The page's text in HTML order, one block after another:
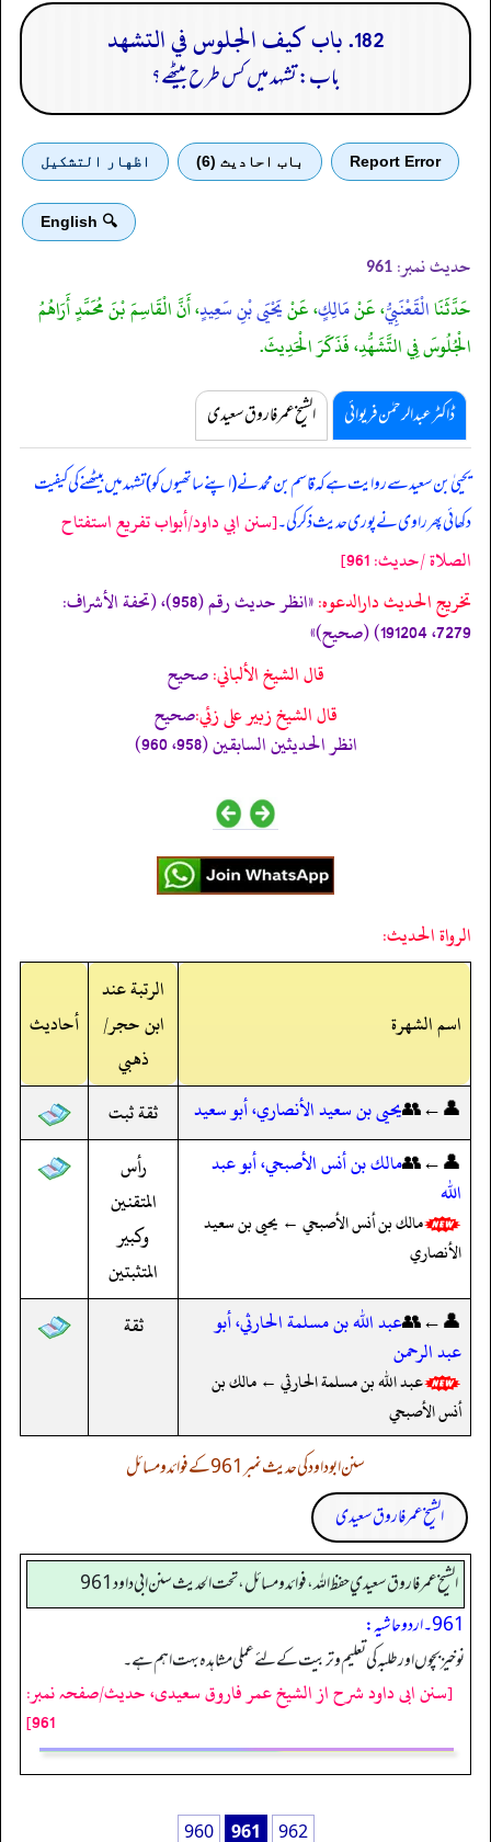
182. باب كيف الجلوس في التشهد
باب: تشہد میں کس طرح بیٹھے؟
Report Error باب احادیث (6) اظهار التشكيل
🔍 English
حدیث نمبر: 961
حَدَّثَنَاالْقَعْنَبِيُّ، عَنْمَالِكٍ، عَنْيَحْيَى بْنِ سَعِيدٍ، أَنَّ الْقَاسِمَ بْنَ مُحَمَّدٍ أَرَاهُمُ
الْجُلُوسَ فِي التَّشَهُّدِ، فَذَكَرَ الْحَدِيثَ.
ڈاکٹر عبدالرحمٰن فریوائی الشیخ عمر فاروق سعیدی
یحییٰ بن سعید سے روایت ہے کہقاسم بن محمد نے (اپنے ساتھیوں کو) تشہد میں بیٹھنے کی کیفیت
دکھائی پھر راوی نے پوری حدیث ذکر کی۔[سنن ابي داود/أبواب تفريع استفتاح
الصلاة /حدیث: 961]
تخریج الحدیث دارالدعوہ:
«‏‏‏‏انظر حدیث رقم (958)، (تحفة الأشراف:
7279، 191204) (صحیح)»
قال الشيخ الألباني:صحيح
قال الشيخ زبير على زئي:صحيح
انظر الحديثين السابقين (958، 960)
الرواة الحديث:
اسم الشهرة
الرتبة عند
ابن حجر/
ذهبي
أحاديث
👤←👥يحيى بن سعيد الأنصاري، أبو سعيد
ثقة ثبت
👤←👥مالك بن أنس الأصبحي، أبو عبد
الله
مالك بن أنس الأصبحي ← يحيى بن سعيد
الأنصاري
رأس
المتقنين
وكبير
المتثبتين
👤←👥عبد الله بن مسلمة الحارثي، أبو
عبد الرحمن
عبد الله بن مسلمة الحارثي ← مالك بن
أنس الأصبحي
ثقة
سنن ابوداود کی حدیث نمبر 961 کے فوائد و مسائل
الشیخ عمر فاروق سعیدی
الشيخ عمر فاروق سعيدي حفظ الله، فوائد و مسائل، تحت الحديث سنن ابي داود 961
961۔ اردو حاشیہ:
نوخیز بچوں اور طلبہ کی تعلیم و تربیت کے لئے عملی مشاہدہ بہت اہم ہے۔
[سنن ابی داود شرح از الشیخ عمر فاروق سعیدی، حدیث/صفحہ نمبر:
961]
960 961 962